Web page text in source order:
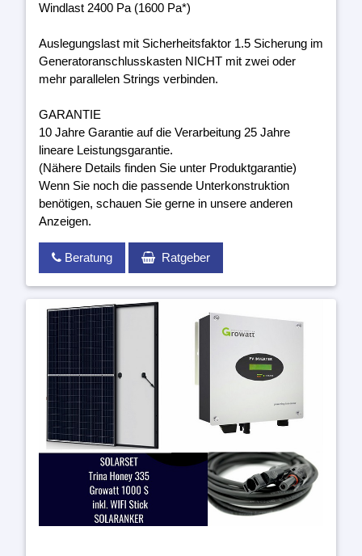
Windlast 2400 Pa (1600 Pa*)
Auslegungslast mit Sicherheitsfaktor 1.5 Sicherung im
Generatoranschlusskasten NICHT mit zwei oder
mehr parallelen Strings verbinden.
GARANTIE
10 Jahre Garantie auf die Verarbeitung 25 Jahre
lineare Leistungsgarantie.
(Nähere Details finden Sie unter Produktgarantie)
Wenn Sie noch die passende Unterkonstruktion
benötigen, schauen Sie gerne in unsere anderen
Anzeigen.
Beratung Ratgeber